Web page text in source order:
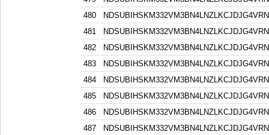
480
481
482
483
484
485
486
487